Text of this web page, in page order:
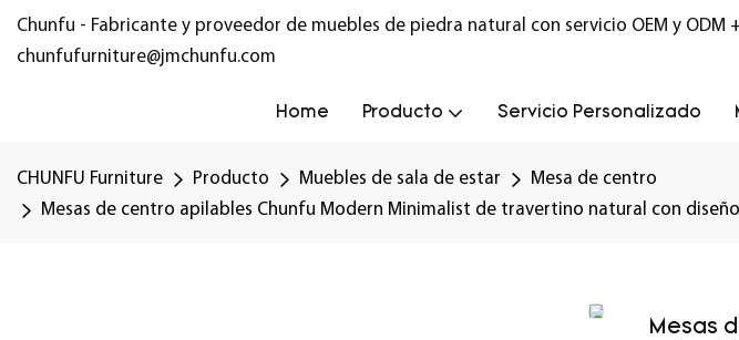
Chunfu - Fabricante y proveedor de muebles de piedra natural con servicio OEM y ODM
chunfufurniture@jmchunfu.com
Home Producto Servicio Personalizado
CHUNFU Furniture Producto Muebles de sala de estar
Mesa de centro
Mesas de centro apilables Chunfu Modern Minimalist de travertino natural con
Mesas